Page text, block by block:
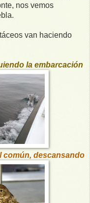
nos vemos
van haciendo
la embarcación
común, descansando